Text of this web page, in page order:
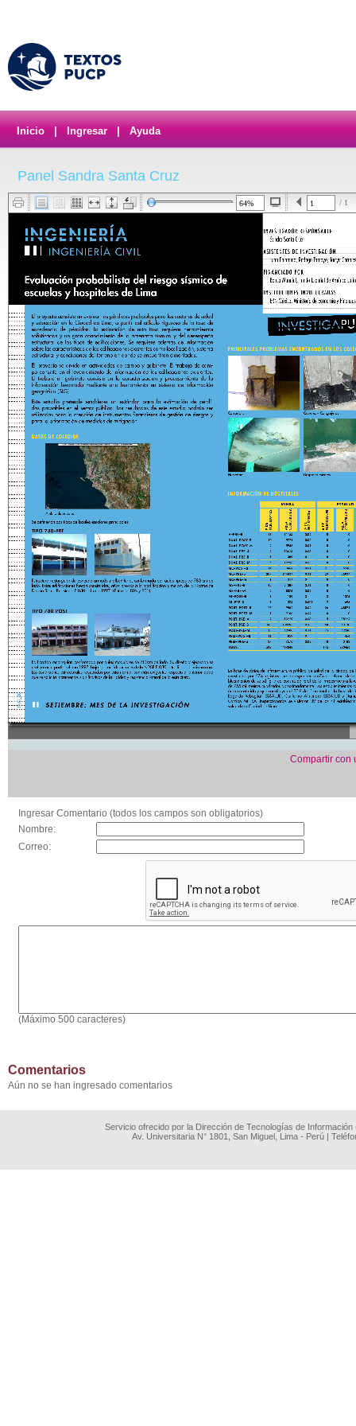
Inicio Ingresar Ayuda
Panel Sandra Santa Cruz
/ 1
Compartir con
Ingresar Comentario (todos los campos son obligatorios)
Nombre:
Correo:
(Máximo 500 caracteres)
Comentarios
Aún no se han ingresado comentarios
Servicio ofrecido por la Dirección de Tecnologías de
Av. Universitaria N° 1801, San Miguel, Lima - Perú |